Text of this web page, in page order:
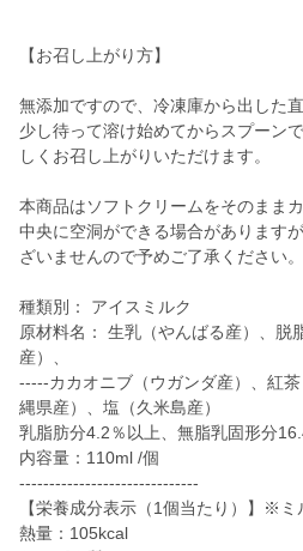
【お召し上がり方】
無添加ですので、冷凍庫から出した直
少し待って溶け始めてからスプーン
しくお召し上がりいただけます。
本商品はソフトクリームをそのまま
中央に空洞ができる場合があります
ざいませんので予めご了承ください。
種類別： アイスミルク
原材料名： 生乳（やんばる産）、脱
産）、
-----カカオニブ（ウガンダ産）、紅
縄県産）、塩（久米島産）
乳脂肪分4.2％以上、無脂乳固形分
内容量：110ml /個
------------------------------
【栄養成分表示（1個当たり）】※ミ
熱量：105kcal